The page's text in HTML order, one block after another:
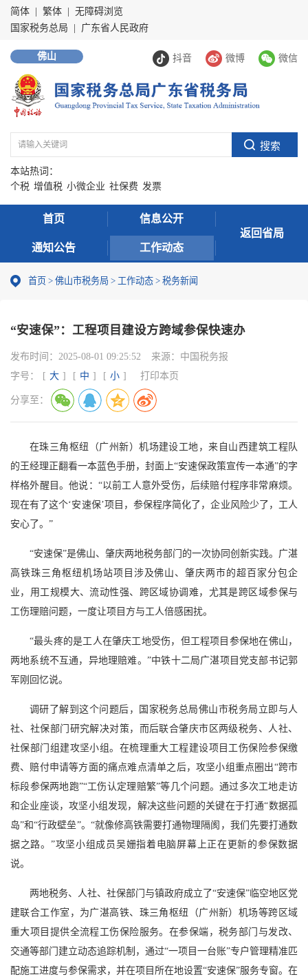
简体 繁体
无障碍浏览
国家税务总局
广东省人民政府
抖音 微博 微信
佛山
本站热词：
个税 增值税 小微企业 社保费 发票
首页 信息公开
通知公告 工作动态
返回省局
首页 > 佛山市税务局 > 工作动态 > 税务新闻
“安速保”：工程项目建设方跨域参保快速办
发布时间： 2025-08-01 09:25:52 来源： 中国税务报
字号：
[ 大 ] [ 中 ] [ 小 ] 打印本页
分享至：
在珠三角枢纽（广州新）机场建设工地，来自山西建筑工程队
的王经理正翻看一本蓝色手册，封面上“安速保政策宣传一本通”的字
样格外醒目。他说：“以前工人意外受伤，后续赔付程序非常麻烦。
现在有了这个‘安速保’项目，参保程序简化了，企业风险少了，工人
安心了。”
“安速保”是佛山、肇庆两地税务部门的一次协同创新实践。广湛
高铁珠三角枢纽机场站项目涉及佛山、肇庆两市的超百家分包企
业，用工规模大、流动性强、跨区域协调难，尤其是跨区域参保与
工伤理赔问题，一度让项目方与工人倍感困扰。
“最头疼的是工人在肇庆工地受伤，但工程项目参保地在佛山，
两地系统不互通，异地理赔难。”中铁十二局广湛项目党支部书记郭
军刚回忆说。
调研了解到这个问题后，国家税务总局佛山市税务局立即与人
社、社保部门研究解决对策，而后联合肇庆市区两级税务、人社、
社保部门组建攻坚小组。在梳理重大工程建设项目工伤保险参保缴
费、赔付申请等方面的痛点难点清单之后，攻坚小组重点圈出“跨市
标段参保两地跑”“工伤认定理赔繁”等几个问题。通过多次工地走访
和企业座谈，攻坚小组发现，解决这些问题的关键在于打通“数据孤
岛”和“行政壁垒”。“就像修高铁需要打通物理隔阂，我们先要打通数
据之路。”攻坚小组成员吴姗指着电脑屏幕上正在更新的参保数据
说。
两地税务、人社、社保部门与镇政府成立了“安速保”临空地区党
建联合工作室，为广湛高铁、珠三角枢纽（广州新）机场等跨区域
重大项目提供全流程工伤保险服务。在参保端，税务部门与发改、
交通等部门建立动态追踪机制，通过“一项目一台账”专户管理精准匹
配施工进度与参保需求，并在项目所在地设置“安速保”服务专窗。在